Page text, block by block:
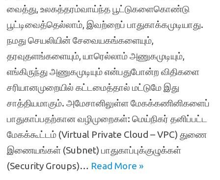
வைத்து, உலகத்தரம்வாய்ந்த பூட்டுகளைகொண்டு
பூட்டிவைத்தெல்லாம், இவற்றைப் பாதுகாக்கமுடியாது.
நமது செயலியின் சேவையகங்களையும்,
தரவுதளங்களையும், யாரெல்லாம் அணுகமுடியும்,
எங்கிருந்து அணுகமுடியும் என்பதுபோன்ற விதிகளை
சரியானமுறையில் கட்டமைத்தால் மட்டுமே இது
சாத்தியமாகும். அமேசானிலுள்ள மேகக்கணினிகளைப்
பாதுகாப்பதற்கான வழிமுறைகள்: மெய்நிகர் தனிப்பட்ட
மேகக்கூட்டம் (Virtual Private Cloud – VPC) துணை
இணையங்கள் (Subnet) பாதுகாப்புக்குழுக்கள்
(Security Groups)… Read More »